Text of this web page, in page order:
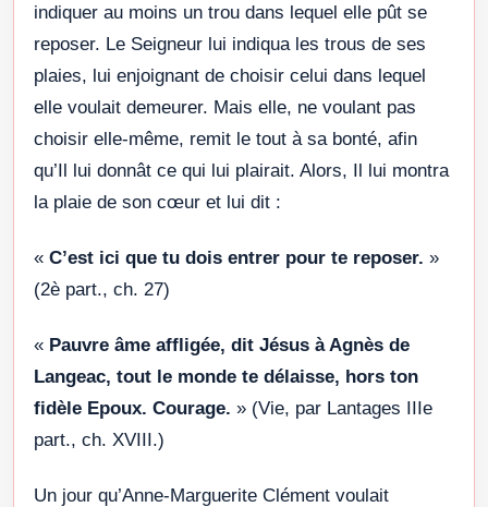
indiquer au moins un trou dans lequel elle pût se
reposer. Le Seigneur lui indiqua les trous de ses
plaies, lui enjoignant de choisir celui dans lequel
elle voulait demeurer. Mais elle, ne voulant pas
choisir elle-même, remit le tout à sa bonté, afin
qu’Il lui donnât ce qui lui plairait. Alors, Il lui montra
la plaie de son cœur et lui dit :
« C’est ici que tu dois entrer pour te reposer. »
(2è part., ch. 27)
« Pauvre âme affligée, dit Jésus à Agnès de
Langeac, tout le monde te délaisse, hors ton
fidèle Epoux. Courage. » (Vie, par Lantages IIIe
part., ch. XVIII.)
Un jour qu’Anne-Marguerite Clément voulait